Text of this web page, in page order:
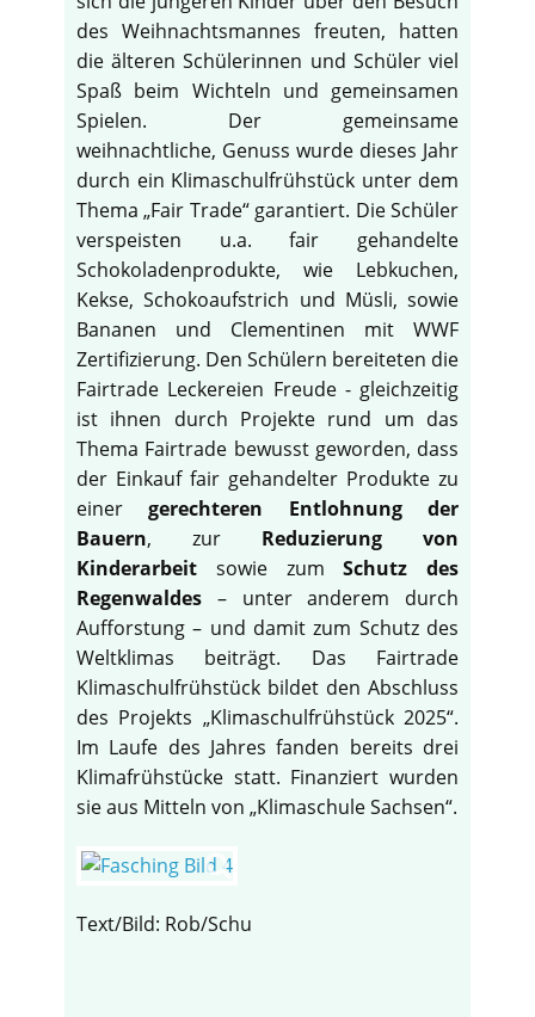
des Weihnachtsmannes freuten, hatten
die älteren Schülerinnen und Schüler viel
Spaß beim Wichteln und gemeinsamen
Spielen. Der gemeinsame
weihnachtliche, Genuss wurde dieses Jahr
durch ein Klimaschulfrühstück unter dem
Thema „Fair Trade“ garantiert. Die Schüler
verspeisten u.a. fair gehandelte
Schokoladenprodukte, wie Lebkuchen,
Kekse, Schokoaufstrich und Müsli, sowie
Bananen und Clementinen mit WWF
Zertifizierung. Den Schülern bereiteten die
Fairtrade Leckereien Freude - gleichzeitig
ist ihnen durch Projekte rund um das
Thema Fairtrade bewusst geworden, dass
der Einkauf fair gehandelter Produkte zu
einergerechteren Entlohnung der
Bauern, zur Reduzierung von
Kinderarbeit sowie zumSchutz des
Regenwaldes – unter anderem durch
Aufforstung – und damit zum Schutz des
Weltklimas beiträgt. Das Fairtrade
Klimaschulfrühstück bildet den Abschluss
des Projekts „Klimaschulfrühstück 2025“.
Im Laufe des Jahres fanden bereits drei
Klimafrühstücke statt. Finanziert wurden
sie aus Mitteln von „Klimaschule Sachsen“.
Text/Bild: Rob/Schu